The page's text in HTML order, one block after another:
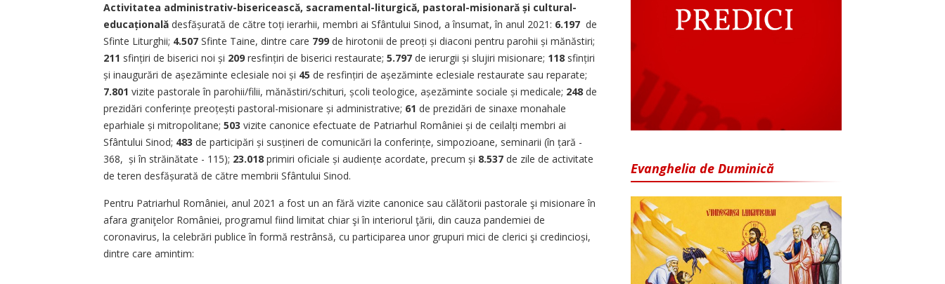
Activitatea administrativ-bisericească, sacramental-liturgică, pastoral-misionară și cultural-
educațională desfășurată de către toți ierarhii, membri ai Sfântului Sinod, a însumat, în anul 2021: 6.197 de
Sfinte Liturghii; 4.507 Sfin­te Taine, dintre care 799 de hirotonii de preoți și diaconi pentru parohii și mănăstiri;
211 sfințiri de biserici noi și 209 resfințiri de biserici restaurate; 5.797 de ierurgii și slujiri misionare; 118 sfințiri
și inaugurări de așezăminte eclesiale noi și 45 de resfințiri de așezăminte eclesiale restaurate sau reparate;
7.801 vizite pastorale în parohii/filii, mănăstiri/schituri, școli teologice, așezăminte sociale și medicale; 248 de
prezidări conferințe preoțești pastoral-misionare și administrative; 61 de prezidări de sinaxe monahale
eparhiale și mitropolitane; 503 vizite canonice efectuate de Patriarhul României și de ceilalți membri ai
Sfântului Sinod; 483 de participări și susțineri de comunicări la conferințe, simpozioane, seminarii (în țară -
368, și în străinătate - 115); 23.018 primiri oficiale și audiențe acordate, precum și 8.537 de zile de activitate
de teren desfășurată de către membrii Sfântului Sinod.
Pentru Patriarhul României, anul 2021 a fost un an fără vizite canonice sau călătorii pastorale şi misionare în
afara graniţelor României, programul fiind limitat chiar şi în interiorul ţării, din cauza pandemiei de
coronavirus, la celebrări publice în formă restrânsă, cu participarea unor grupuri mici de clerici şi credincioși,
dintre care amintim:
Evanghelia de Duminică